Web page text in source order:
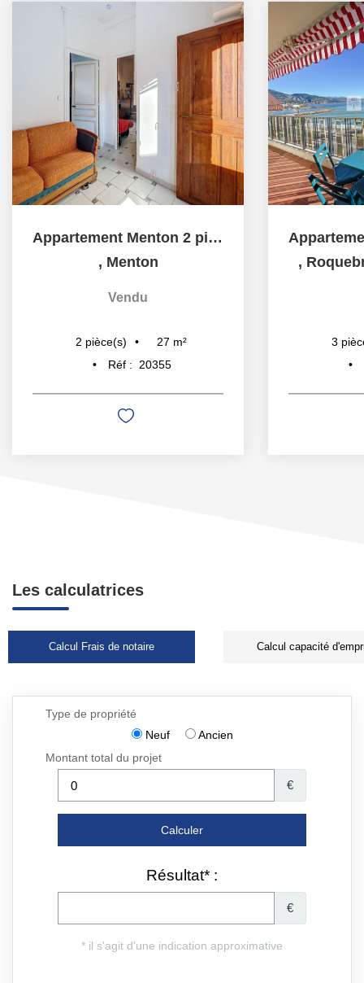
Appartement Menton 2 pièces proche centre ville
, Menton
Vendu
2 pièce(s) 27 m²
Réf :
20355
,
3
Les calculatrices
Calcul Frais de notaire Calcul capacité